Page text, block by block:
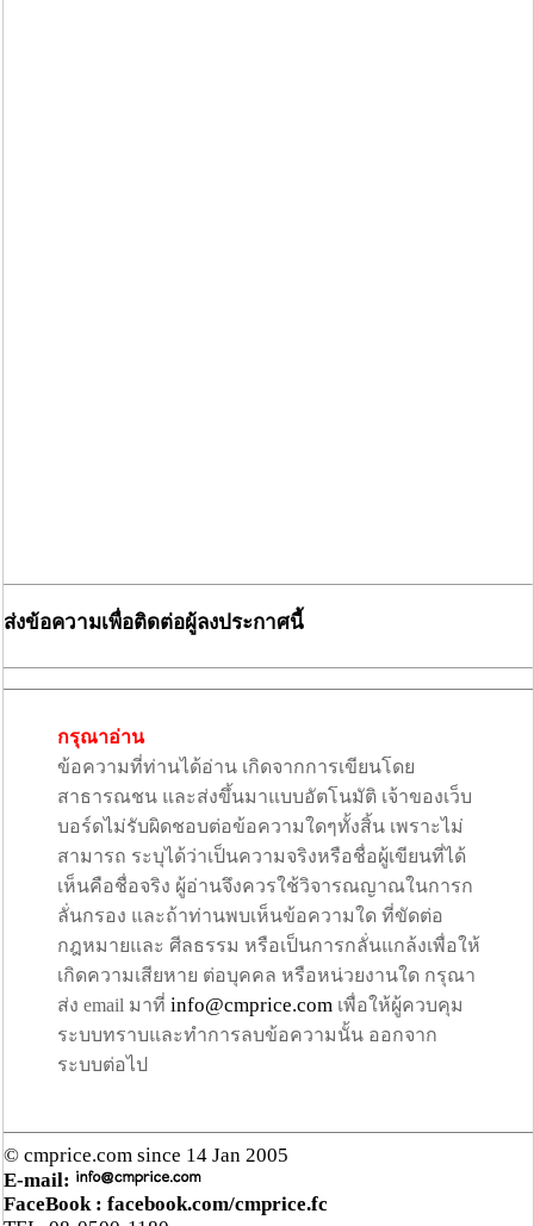
ส่งข้อความเพื่อติดต่อผู้ลงประกาศนี้
กรุณาอ่าน
ข้อความที่ท่านได้อ่าน เกิดจากการเขียนโดย
สาธารณชน และส่งขึ้นมาแบบอัตโนมัติ เจ้าของเว็บ
บอร์ดไม่รับผิดชอบต่อข้อความใดๆทั้งสิ้น เพราะไม่
สามารถ ระบุได้ว่าเป็นความจริงหรือชื่อผู้เขียนที่ได้
เห็นคือชื่อจริง ผู้อ่านจึงควรใช้วิจารณญาณในการก
ลั่นกรอง และถ้าท่านพบเห็นข้อความใด ที่ขัดต่อ
กฎหมายและ ศีลธรรม หรือเป็นการกลั่นแกล้งเพื่อให้
เกิดความเสียหาย ต่อบุคคล หรือหน่วยงานใด กรุณา
ส่ง email มาที่ info@cmprice.com เพื่อให้ผู้ควบคุม
ระบบทราบและทำการลบข้อความนั้น ออกจาก
ระบบต่อไป
© cmprice.com since 14 Jan 2005
E-mail:
FaceBook : facebook.com/cmprice.fc